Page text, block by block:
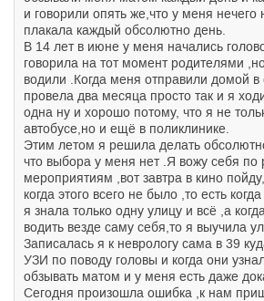
и говорили опять же,что у меня нечего
плакала каждый обсолютно день.
В 14 лет в июне у меня начались
говорила на тот момент родителями
водили .Когда меня отправили домой
провела два месяца просто так и я
одна ну и хорошо потому, что я не
автобусе,но и ещё в поликлинике.
Этим летом я решила делать
что выбора у меня нет .Я вожу себя по
мероприятиям ,вот завтра в кино
когда этого всего не было ,то есть
я знала только одну улицу и всё ,а
водить везде саму себя,то я выучила
Записалась я к неврологу сама в 39
УЗИ по поводу головы и когда они
обзывать матом и у меня есть даже
Сегодня произошла ошибка ,к нам